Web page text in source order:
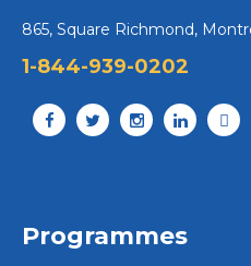
865, Square Richmond,
1-844-939-0202
Programmes